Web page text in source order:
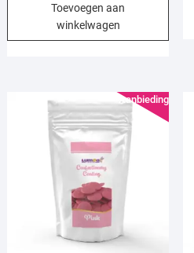
was:
is:
Toevoegen aan
winkelwagen
Aanbieding!